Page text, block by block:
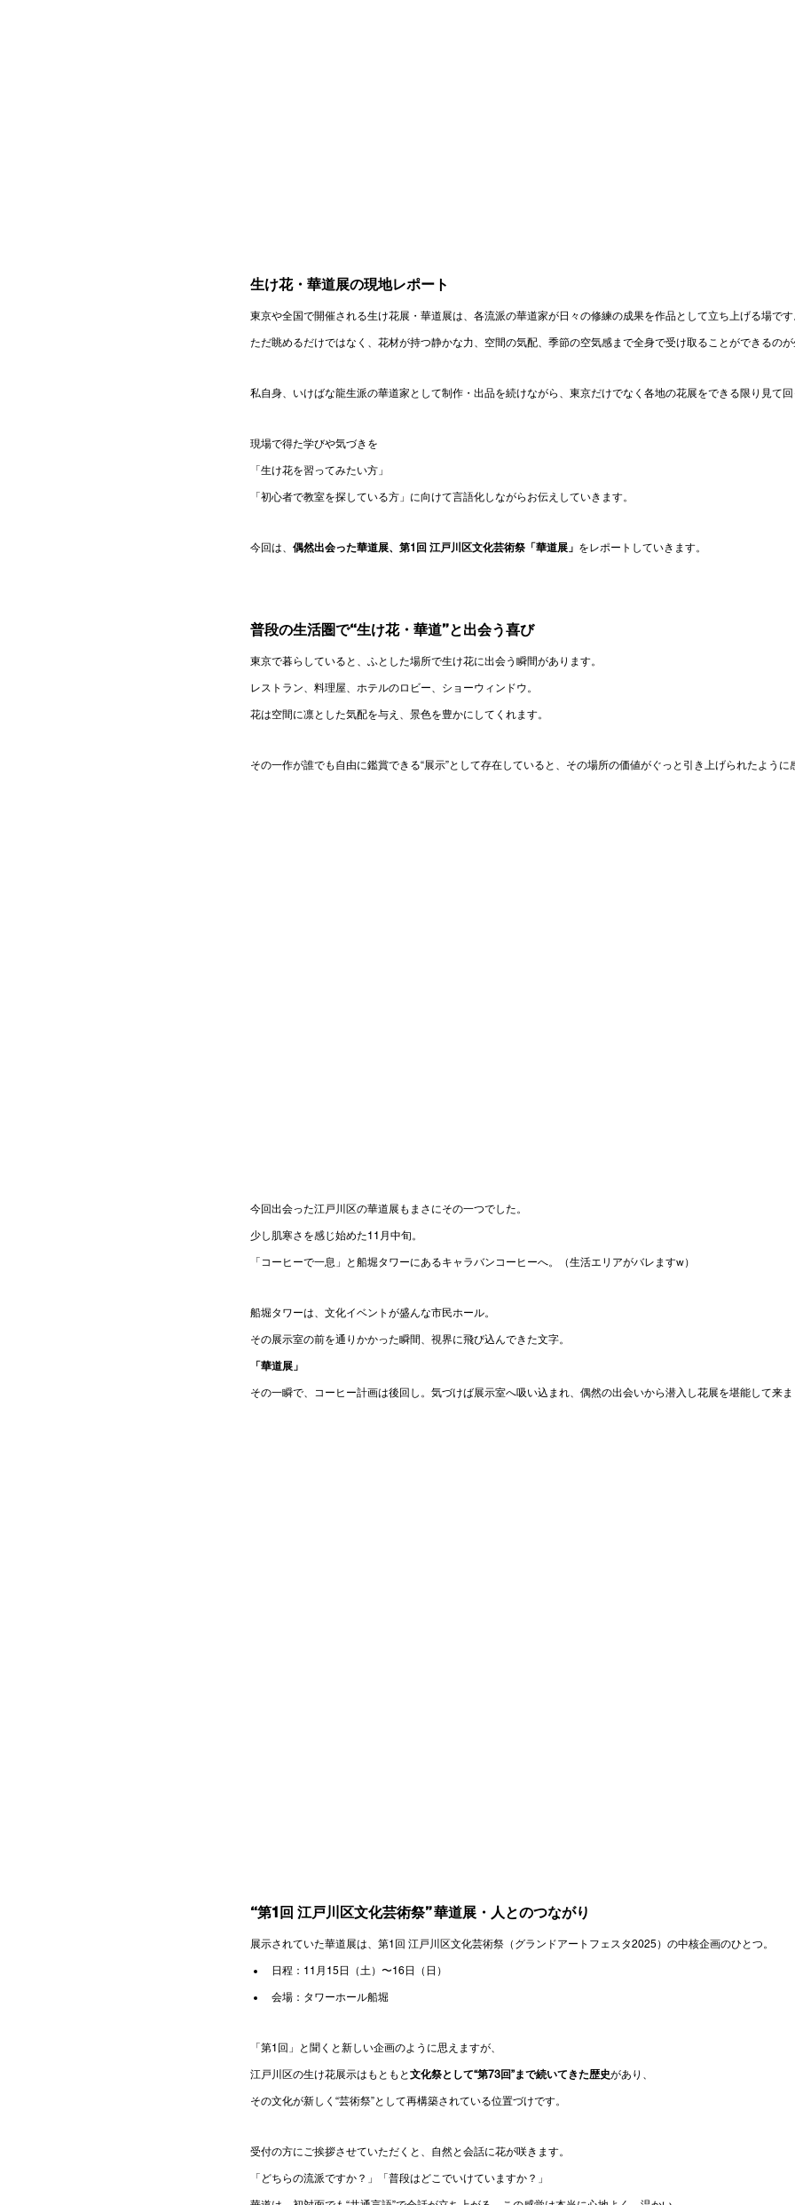
生け花・華道展の現地レポート
東京や全国で開催される生け花展・華道展は、各流派の華道家が日々の修練の成果を作品として立ち上げる場で
ただ眺めるだけではなく、花材が持つ静かな力、空間の気配、季節の空気感まで全身で受け取ることができるの
私自身、いけばな龍生派の華道家として制作・出品を続けながら、東京だけでなく各地の花展をできる限り見て
現場で得た学びや気づきを
「生け花を習ってみたい方」
「初心者で教室を探している方」に向けて言語化しながらお伝えしていきます。
今回は、 偶然出会った華道展、第1回 江戸川区文化芸術祭「華道展」 をレポートしていきます。
普段の生活圏で“生け花・華道”と出会う喜び
東京で暮らしていると、ふとした場所で生け花に出会う瞬間があります。
レストラン、料理屋、ホテルのロビー、ショーウィンドウ。
花は空間に凛とした気配を与え、景色を豊かにしてくれます。
その一作が誰でも自由に鑑賞できる“展示”として存在していると、その場所の価値がぐっと引き上げられたよう
今回出会った江戸川区の華道展もまさにその一つでした。
少し肌寒さを感じ始めた11月中旬。
「コーヒーで一息」と船堀タワーにあるキャラバンコーヒーへ。（生活エリアがバレますw）
船堀タワーは、文化イベントが盛んな市民ホール。
その展示室の前を通りかかった瞬間、視界に飛び込んできた文字。
「華道展」
その一瞬で、コーヒー計画は後回し。気づけば展示室へ吸い込まれ、偶然の出会いから潜入し花展を堪能して来
“第1回 江戸川区文化芸術祭” 華道展・人とのつながり
展示されていた華道展は、第1回 江戸川区文化芸術祭（グランドアートフェスタ2025）の中核企画のひとつ。
日程：11月15日（土）〜16日（日）
会場：タワーホール船堀
「第1回」と聞くと新しい企画のように思えますが、
江戸川区の生け花展示はもともと文化祭として“第73回”まで続いてきた歴史があり、
その文化が新しく“芸術祭”として再構築されている位置づけです。
受付の方にご挨拶させていただくと、自然と会話に花が咲きます。
「どちらの流派ですか？」「普段はどこでいけていますか？」